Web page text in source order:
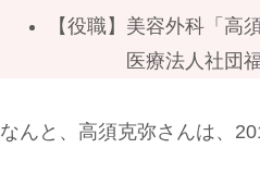
【役職】美容外科「高
医療法人社団福祉
なんと、高須克弥さんは、